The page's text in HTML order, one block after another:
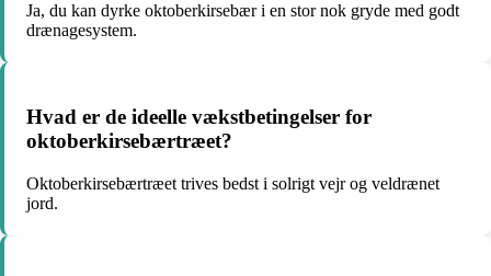
Ja, du kan dyrke oktoberkirsebær i en stor nok gryde med godt
drænagesystem.
Hvad er de ideelle vækstbetingelser for
oktoberkirsebærtræet?
Oktoberkirsebærtræet trives bedst i solrigt vejr og veldrænet
jord.